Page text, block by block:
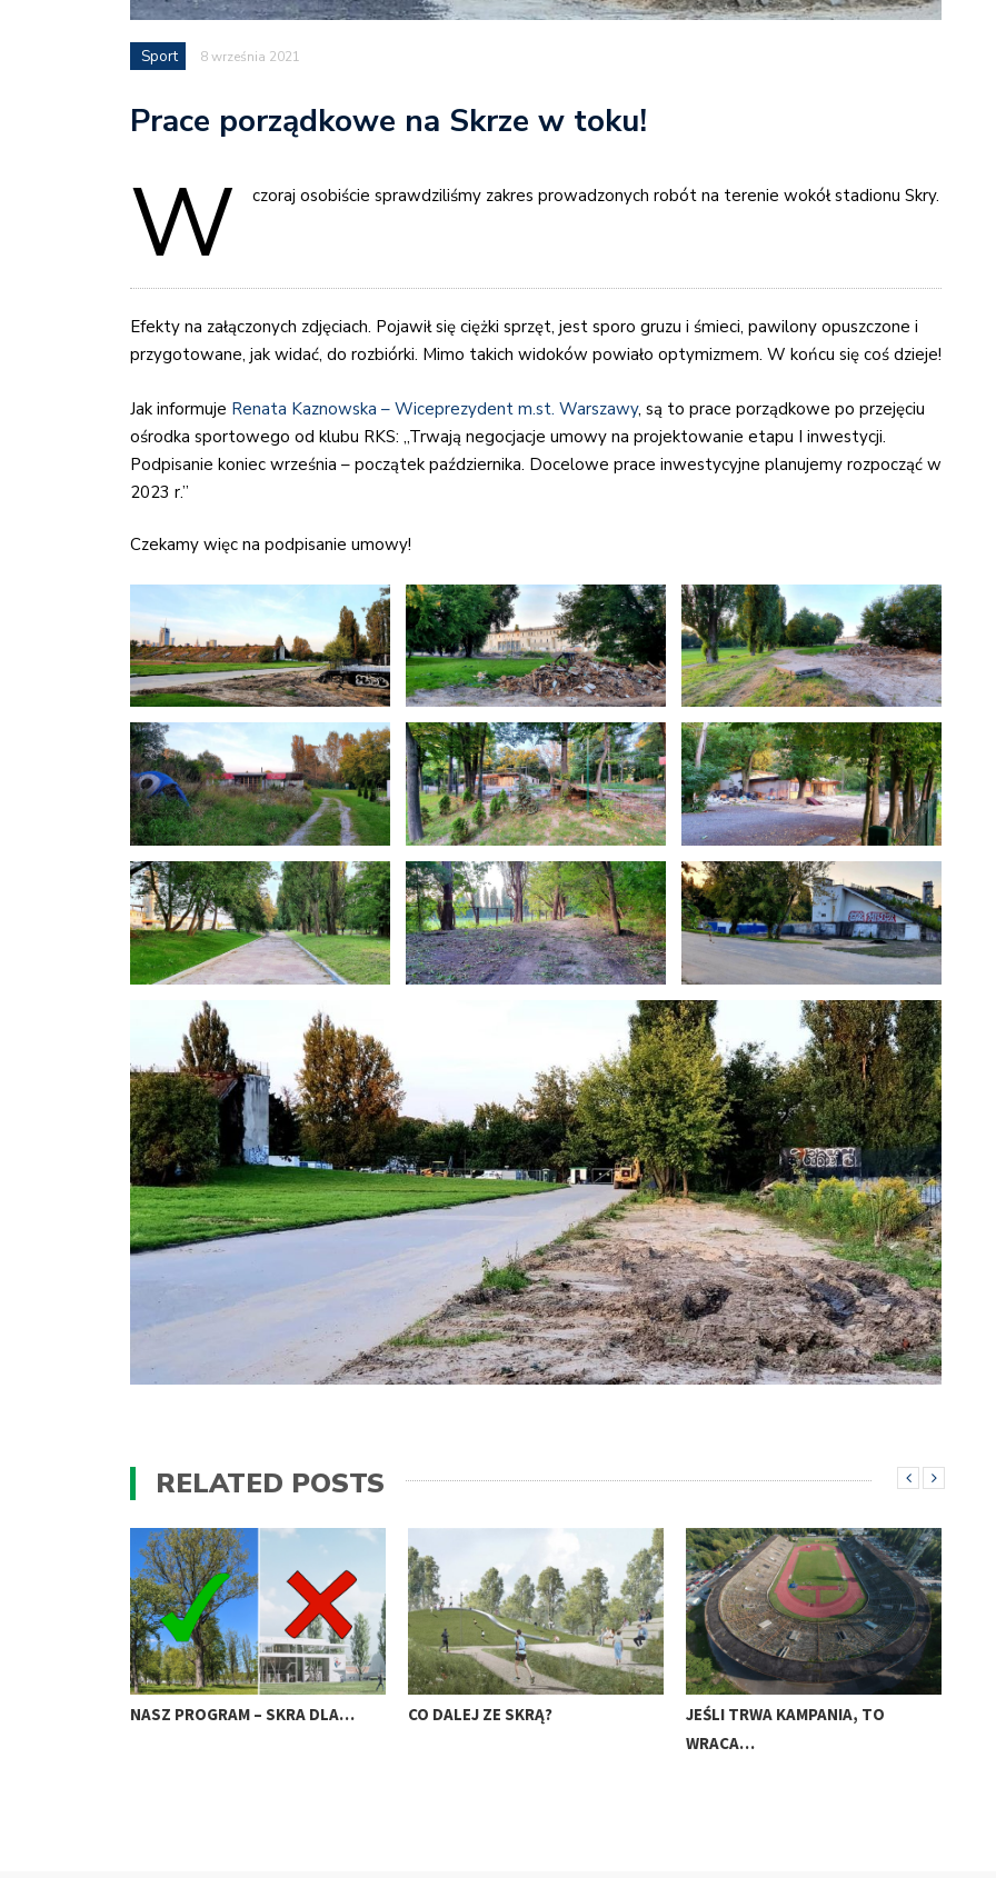
Sport 8 września 2021
Prace porządkowe na Skrze w toku!
W czoraj osobiście sprawdziliśmy zakres prowadzonych robót na terenie wokół stadionu Skry.
Efekty na załączonych zdjęciach. Pojawił się ciężki sprzęt, jest sporo gruzu i śmieci, pawilony opuszczone i
przygotowane, jak widać, do rozbiórki. Mimo takich widoków powiało optymizmem. W końcu się coś dzieje!
Jak informuje Renata Kaznowska – Wiceprezydent m.st. Warszawy, są to prace porządkowe po przejęciu
ośrodka sportowego od klubu RKS: „Trwają negocjacje umowy na projektowanie etapu I inwestycji.
Podpisanie koniec września – początek października. Docelowe prace inwestycyjne planujemy rozpocząć w
2023 r.”
Czekamy więc na podpisanie umowy!
RELATED POSTS
NASZ PROGRAM – SKRA DLA… CO DALEJ ZE SKRĄ?
JEŚLI TRWA KAMPANIA, TO
WRACA…